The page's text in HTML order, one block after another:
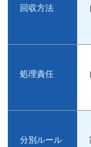
回収方法
処理責任
分別ルール